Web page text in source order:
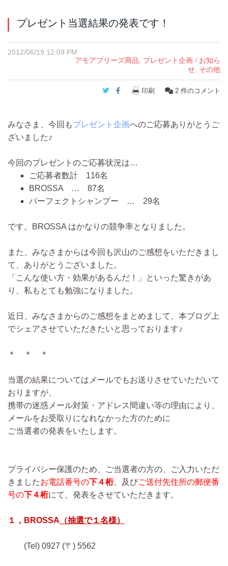
プレゼント当選結果の発表です！
2012/06/19 12:09 PM
アモアプリーズ商品
プレゼント企画 / お知ら
せ その他
Twitter
Facebook
印刷 2 件のコメント
みなさま、今回もプレゼント企画へのご応募ありがとうご
ざいました♪
今回のプレゼントのご応募状況は…
ご応募者数計 116名
BROSSA … 87名
パーフェクトシャンプー … 29名
です。BROSSA はかなりの競争率となりました。
また、みなさまからは今回も沢山のご感想をいただきまし
て、ありがとうございました。
「こんな使い方・効果があるんだ！」といった驚きがあ
り、私もとても勉強になりました。
近日、みなさまからのご感想をまとめまして、本ブログ上
でシェアさせていただきたいと思っております♪
＊ ＊ ＊
当選の結果についてはメールでもお送りさせていただいて
おりますが、
携帯の迷惑メール対策・アドレス間違い等の理由により、
メールをお受取りになれなかった方のために
ご当選者の発表をいたします。
プライバシー保護のため、ご当選者の方の、ご入力いただ
きましたお電話番号の下４桁、 及びご送付先住所の郵便番
号の下４桁にて、発表をさせていただきます。
１，BROSSA （抽選で１名様）
(Tel) 0927 (〒) 5562